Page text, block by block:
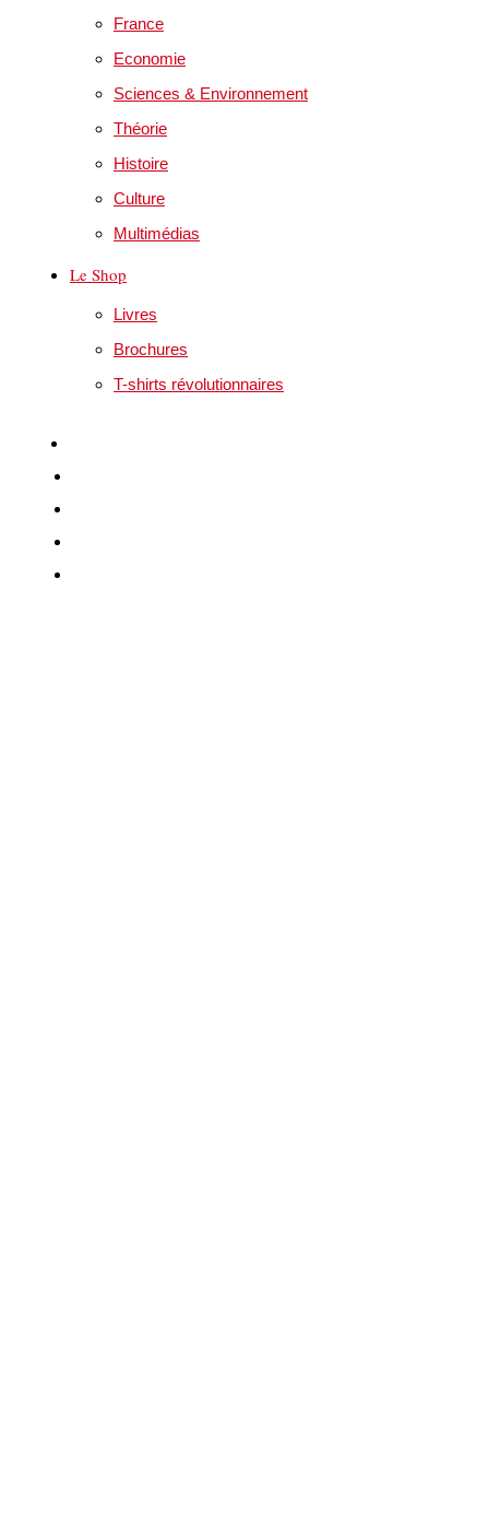
France
Economie
Sciences & Environnement
Théorie
Histoire
Culture
Multimédias
Le Shop
Livres
Brochures
T-shirts révolutionnaires